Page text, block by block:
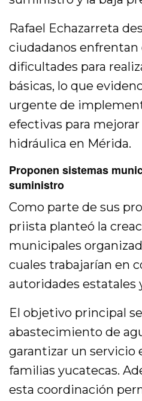
Rafael Echazarreta
ciudadanos
dificultades para
básicas, lo que
urgente de
efectivas para
hidráulica en Mérida.
Proponen sistemas
suministro
Como parte de sus
priista planteó la
municipales
cuales trabajarían en
autoridades estatales
El objetivo principal
abastecimiento de
garantizar un servicio
familias yucatecas.
esta coordinación